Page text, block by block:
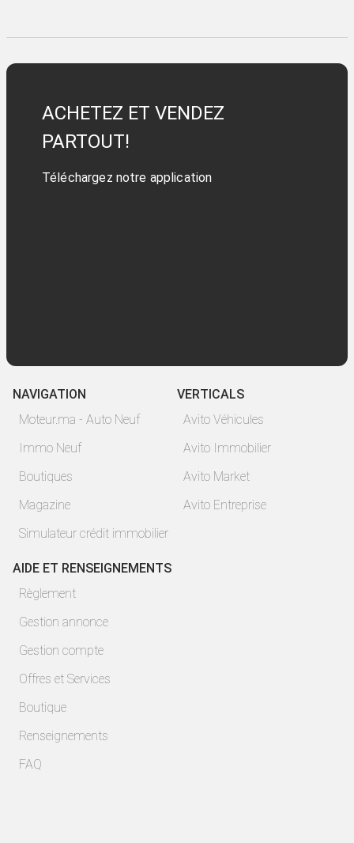
ACHETEZ ET VENDEZ
PARTOUT!
Téléchargez notre application
NAVIGATION
Moteur.ma - Auto Neuf
Immo Neuf
Boutiques
Magazine
Simulateur crédit immobilier
VERTICALS
Avito Véhicules
Avito Immobilier
Avito Market
Avito Entreprise
AIDE ET RENSEIGNEMENTS
Règlement
Gestion annonce
Gestion compte
Offres et Services
Boutique
Renseignements
FAQ